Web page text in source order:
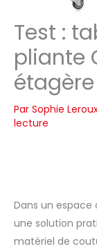
Test :
pliante
Par Sophie
lecture
Dans un
une solution
matériel de